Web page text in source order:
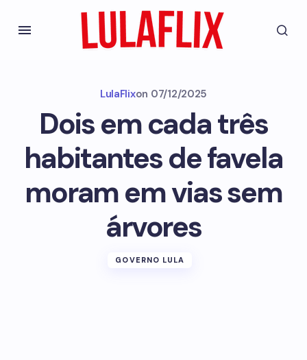
LulaFlixon 07/12/2025
Dois em cada três
habitantes de favela
moram em vias sem
árvores
GOVERNO LULA